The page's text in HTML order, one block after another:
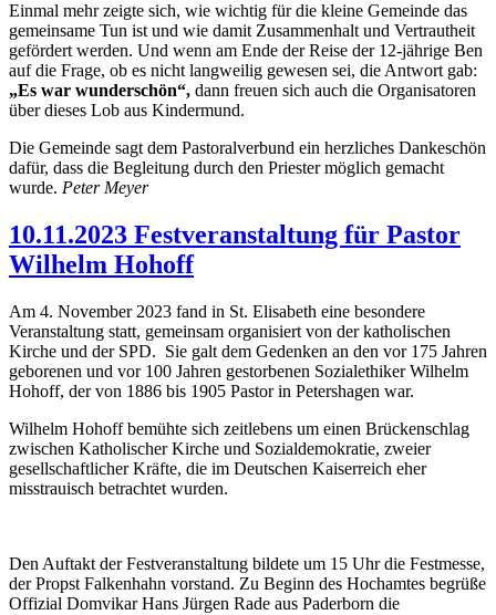
Einmal mehr zeigte sich, wie wichtig für die kleine Gemeinde das
gemeinsame Tun ist und wie damit Zusammenhalt und Vertrautheit
gefördert werden. Und wenn am Ende der Reise der 12-jährige Ben
auf die Frage, ob es nicht langweilig gewesen sei, die Antwort gab:
„Es war wunderschön“, dann freuen sich auch die Organisatoren
über dieses Lob aus Kindermund.
Die Gemeinde sagt dem Pastoralverbund ein herzliches Dankeschön
dafür, dass die Begleitung durch den Priester möglich gemacht
wurde. Peter Meyer
10.11.2023 Festveranstaltung für Pastor
Wilhelm Hohoff
Am 4. November 2023 fand in St. Elisabeth eine besondere
Veranstaltung statt, gemeinsam organisiert von der katholischen
Kirche und der SPD. Sie galt dem Gedenken an den vor 175 Jahren
geborenen und vor 100 Jahren gestorbenen Sozialethiker Wilhelm
Hohoff, der von 1886 bis 1905 Pastor in Petershagen war.
Wilhelm Hohoff bemühte sich zeitlebens um einen Brü­ckenschlag
zwischen Katholischer Kirche und Sozialdemokratie, zweier
gesellschaftlicher Kräfte, die im Deutschen Kaiserreich eher
misstrauisch betrachtet wurden.
Den Auftakt der Festveranstaltung bildete um 15 Uhr die Festmesse,
der Propst Falkenhahn vorstand. Zu Beginn des Hochamtes begrüße
Offizial Domvikar Hans Jürgen Rade aus Paderborn die